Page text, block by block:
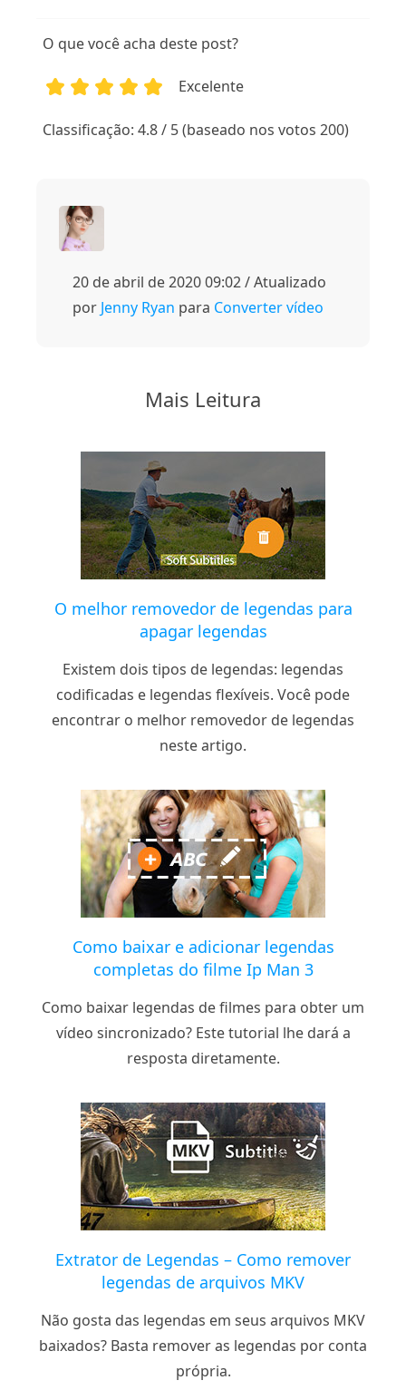
O que você acha deste post?
Excelente
Classificação: 4.8 / 5 (baseado nos votos 200)
20 de abril de 2020 09:02 / Atualizado
por Jenny Ryan para Converter vídeo
Mais Leitura
O melhor removedor de legendas para
apagar legendas
Existem dois tipos de legendas: legendas
codificadas e legendas flexíveis. Você pode
encontrar o melhor removedor de legendas
neste artigo.
Como baixar e adicionar legendas
completas do filme Ip Man 3
Como baixar legendas de filmes para obter um
vídeo sincronizado? Este tutorial lhe dará a
resposta diretamente.
Extrator de Legendas – Como remover
legendas de arquivos MKV
Não gosta das legendas em seus arquivos MKV
baixados? Basta remover as legendas por conta
própria.